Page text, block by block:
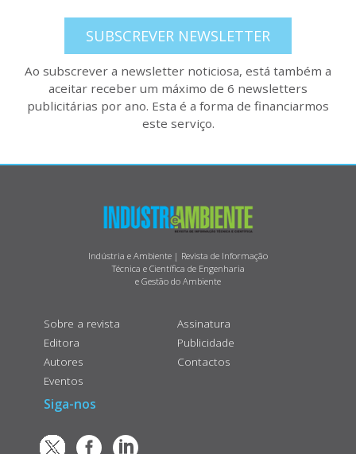
SUBSCREVER NEWSLETTER
Ao subscrever a newsletter noticiosa, está também a
aceitar receber um máximo de 6 newsletters
publicitárias por ano. Esta é a forma de financiarmos
este serviço.
Indústria e Ambiente | Revista de Informação
Técnica e Científica de Engenharia
e Gestão do Ambiente
Sobre a revista
Editora
Autores
Eventos
Assinatura
Publicidade
Contactos
Siga-nos